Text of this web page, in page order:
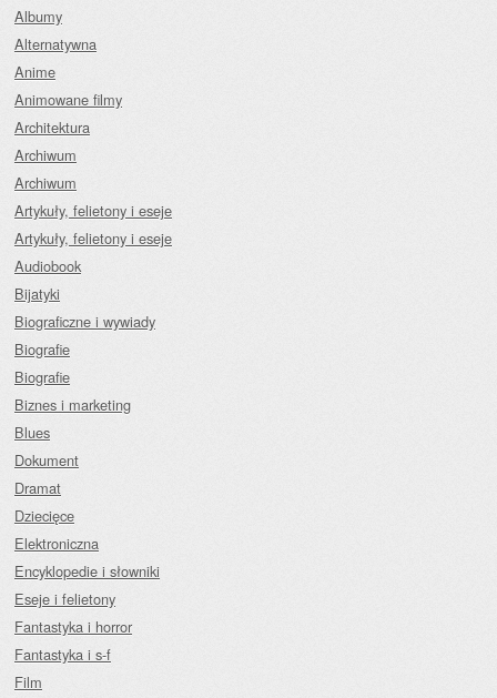
Albumy
Alternatywna
Anime
Animowane filmy
Architektura
Archiwum
Archiwum
Artykuły, felietony i eseje
Artykuły, felietony i eseje
Audiobook
Bijatyki
Biograficzne i wywiady
Biografie
Biografie
Biznes i marketing
Blues
Dokument
Dramat
Dziecięce
Elektroniczna
Encyklopedie i słowniki
Eseje i felietony
Fantastyka i horror
Fantastyka i s-f
Film